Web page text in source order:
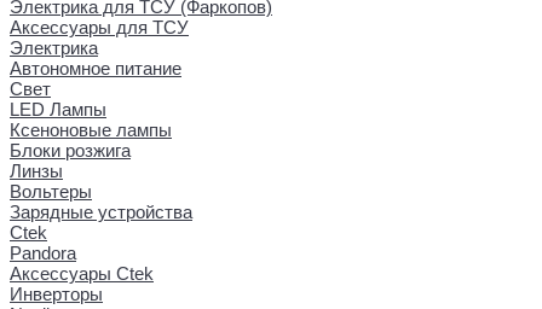
Электрика для ТСУ (Фаркопов)
Аксессуары для ТСУ
Электрика
Автономное питание
Свет
LED Лампы
Ксеноновые лампы
Блоки розжига
Линзы
Вольтеры
Зарядные устройства
Ctek
Pandora
Аксессуары Ctek
Инверторы